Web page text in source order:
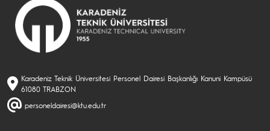
Karadeniz Teknik Üniversitesi Personel Dairesi Başkanlığı Kanuni Kampüsü
61080 TRABZON
personeldairesi@ktu.edu.tr